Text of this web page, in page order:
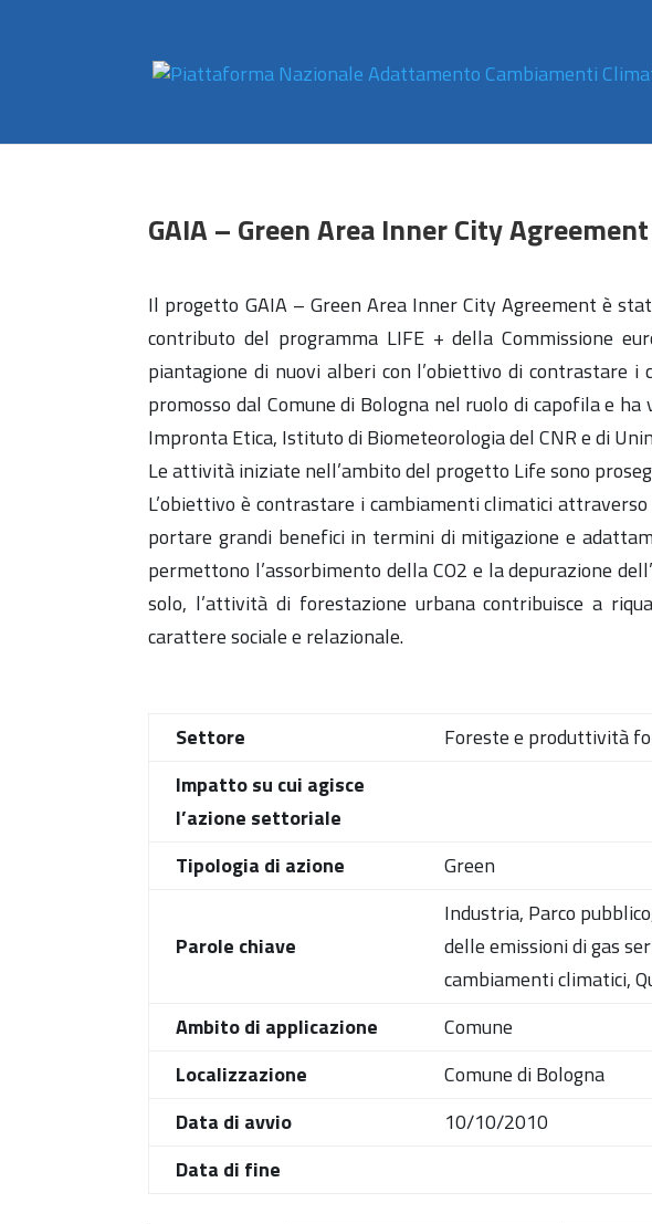
GAIA – Green Area Inner City Agreement
Il progetto GAIA – Green Area Inner City Agreement è
contributo del programma LIFE + della Commissione
piantagione di nuovi alberi con l’obiettivo di contrastare
promosso dal Comune di Bologna nel ruolo di capofila e
Impronta Etica, Istituto di Biometeorologia del CNR e di
Le attività iniziate nell’ambito del progetto Life sono
L’obiettivo è contrastare i cambiamenti climatici
portare grandi benefici in termini di mitigazione e
permettono l’assorbimento della CO2 e la depurazione
solo, l’attività di forestazione urbana contribuisce a
carattere sociale e relazionale.
Settore
Foreste e produttività
Impatto su cui agisce
l’azione settoriale
Tipologia di azione
Green
Parole chiave
Industria, Parco
delle emissioni di gas
cambiamenti climatici,
Ambito di applicazione
Comune
Localizzazione
Comune di Bologna
Data di avvio
10/10/2010
Data di fine